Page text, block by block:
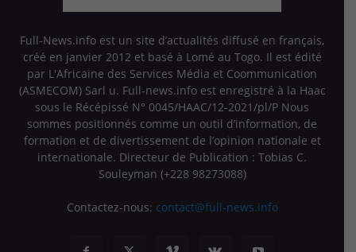
Full-News.info est un site d’actualités diffusé en français,
créé en janvier 2012 et basé à Lomé au Togo. Il est édité
par L'Africaine des Services Média et Coommunication
(ASMECOM) Sarl u. Full-news.info est enregistré à la Haac
sous le Récépissé N° 0045/HAAC/12-2021/pl/P Nous
sommes positionnés comme un outil d’information, de
formation et de divertissement de l’opinion nationale et
internationale. Directeur de Publication : Tobias C.
Souleyman (+228 98273088)
Contactez-nous: contact@full-news.info